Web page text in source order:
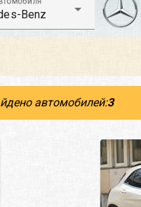
Benz
автомобилей:3